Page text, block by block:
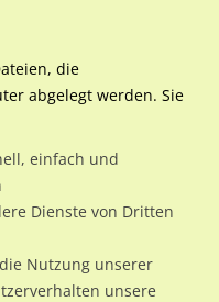
Württemberg
Heidelberg, Stadt
Bergheimer Str.
69115 / Heidelberg, Stadt / Bergheim
am Standort
die
abgelegt werden. Sie
einfach und
Dienste von Dritten
Nutzung unserer
unsere